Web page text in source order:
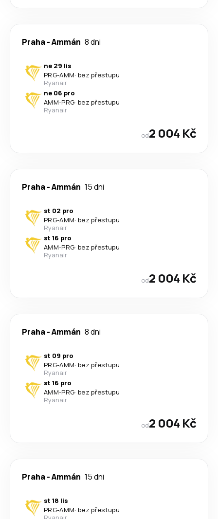
Praha-Ammán 8 dni
ne 29 lis
PRG-AMM· bez přestupu
Ryanair
ne 06 pro
AMM-PRG· bez přestupu
Ryanair
od2 004 Kč
Praha-Ammán 15 dni
st 02 pro
PRG-AMM· bez přestupu
Ryanair
st 16 pro
AMM-PRG· bez přestupu
Ryanair
od2 004 Kč
Praha-Ammán 8 dni
st 09 pro
PRG-AMM· bez přestupu
Ryanair
st 16 pro
AMM-PRG· bez přestupu
Ryanair
od2 004 Kč
Praha-Ammán 15 dni
st 18 lis
PRG-AMM· bez přestupu